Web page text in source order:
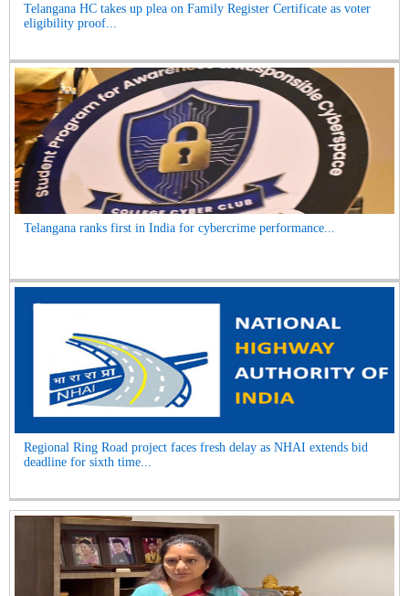
Telangana HC takes up plea on Family Register Certificate as voter
eligibility proof...
Telangana ranks first in India for cybercrime performance...
Regional Ring Road project faces fresh delay as NHAI extends bid
deadline for sixth time...